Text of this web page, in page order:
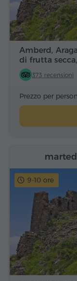
Amberd,
di frutta
Alfabeto
373 recensioni
Prezzo per
9-10 ore